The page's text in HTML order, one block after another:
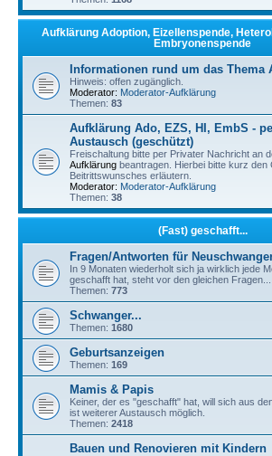
Aufklärung Adoption, Eizellenspende,
Embryonenspende
Informationen rund um das Thema
Hinweis: offen zugänglich.
Moderator: Moderator-Aufklärung
Themen: 83
Aufklärung Ado, EZS, HI, EmbS -
Austausch (geschützt)
Freischaltung bitte per Privater Nachricht an
Aufklärung beantragen. Hierbei bitte kurz den
Beitrittswunsches erläutern.
Moderator: Moderator-Aufklärung
Themen: 38
(Fast) geschafft...
Fragen/Antworten für
In 9 Monaten wiederholt sich ja wirklich jede
geschafft hat, steht vor den gleichen Fragen...
Themen: 773
Schwanger...
Themen: 1680
Geburtsanzeigen
Themen: 169
Mamis & Papis
Keiner, der es "geschafft" hat, will sich aus
ist weiterer Austausch möglich.
Themen: 2418
Bauen und Renovieren mit Kindern